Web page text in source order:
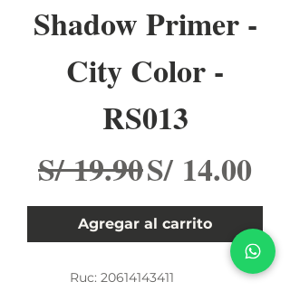
Shadow Primer -
City Color -
RS013
Precio
S/ 19.90Precio de
S/ 14.00
Agregar al carrito
Ruc: 20614143411